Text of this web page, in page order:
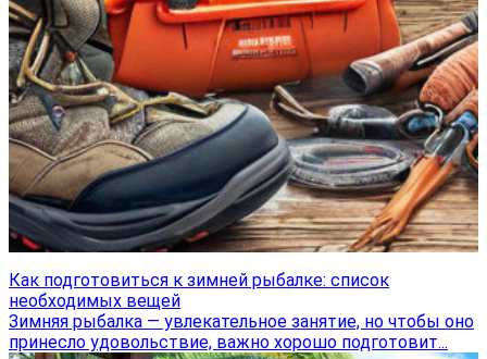
Как подготовиться к зимней рыбалке: список
необходимых вещей
Зимняя рыбалка — увлекательное занятие, но чтобы оно
принесло удовольствие, важно хорошо подготовит...